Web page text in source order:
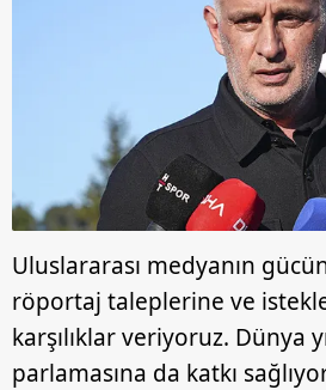
Uluslararası medyanın
röportaj taleplerine ve
karşılıklar veriyoruz. Dünya
parlamasına da katkı